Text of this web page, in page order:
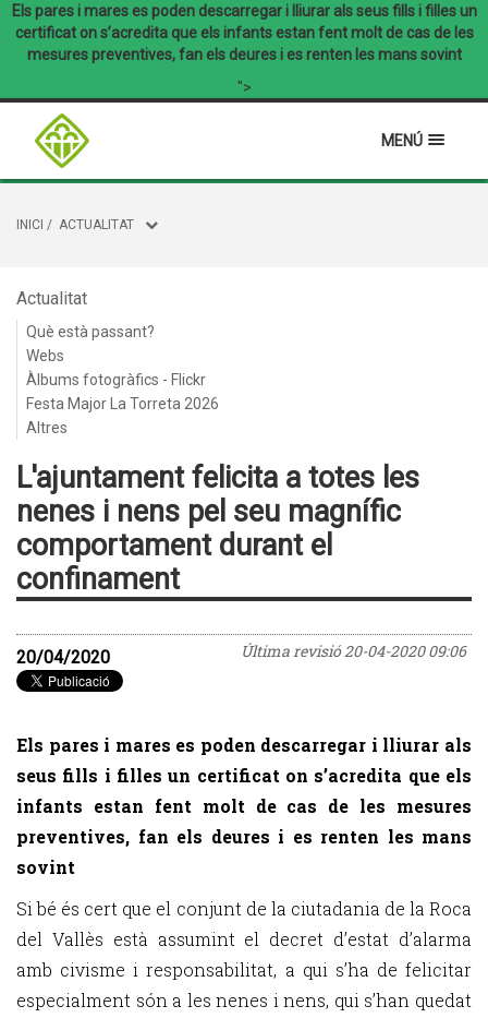
Els pares i mares es poden descarregar i lliurar als seus fills i filles un
certificat on s’acredita que els infants estan fent molt de cas de les
mesures preventives, fan els deures i es renten les mans sovint
">
MENÚ
INICI / ACTUALITAT
Actualitat
Què està passant?
Webs
Àlbums fotogràfics - Flickr
Festa Major La Torreta 2026
Altres
L'ajuntament felicita a totes les
nenes i nens pel seu magnífic
comportament durant el
confinament
Última revisió20-04-2020 09:06
20/04/2020
Els pares i mares es poden descarregar i lliurar als
seus fills i filles un certificat on s’acredita que els
infants estan fent molt de cas de les mesures
preventives, fan els deures i es renten les mans
sovint
Si bé és cert que el conjunt de la ciutadania de la Roca
del Vallès està assumint el decret d’estat d’alarma
amb civisme i responsabilitat, a qui s’ha de felicitar
especialment són a les nenes i nens, qui s’han quedat